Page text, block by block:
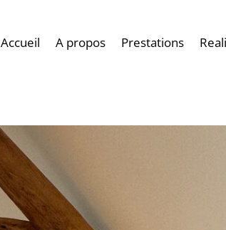
Accueil A propos Prestations